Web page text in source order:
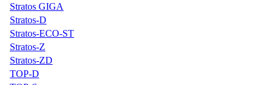
Stratos GIGA
Stratos-D
Stratos-ECO-ST
Stratos-Z
Stratos-ZD
TOP-D